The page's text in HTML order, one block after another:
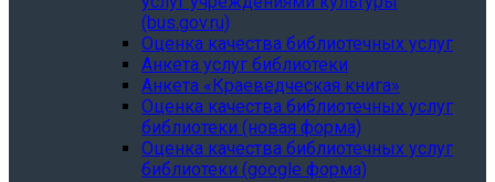
(bus.gov.ru)
Оценка качества библиотечных услуг
Анкета услуг библиотеки
Анкета «Краеведческая книга»
Oценка качества библиотечных услуг
библиотеки (новая форма)
Oценка качества библиотечных услуг
библиотеки (google форма)